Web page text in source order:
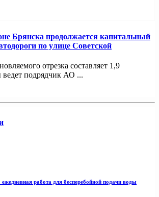
Брянска продолжается капитальный
по улице Советской
отрезка составляет 1,9
ведет подрядчик АО ...
работа для бесперебойной подачи воды